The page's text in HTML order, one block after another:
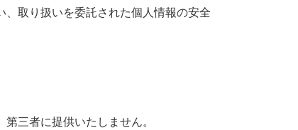
取り扱いを委託された個人情報の安全
三者に提供いたしません。